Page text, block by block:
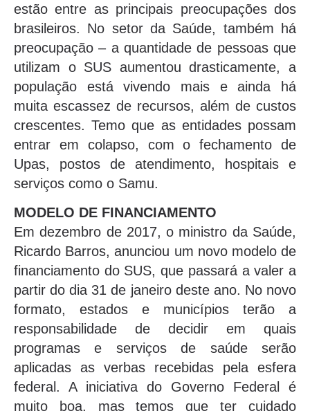
estão entre as principais preocupações dos
brasileiros. No setor da Saúde, também há
preocupação – a quantidade de pessoas que
utilizam o SUS aumentou drasticamente, a
população está vivendo mais e ainda há
muita escassez de recursos, além de custos
crescentes. Temo que as entidades possam
entrar em colapso, com o fechamento de
Upas, postos de atendimento, hospitais e
serviços como o Samu.
MODELO DE FINANCIAMENTO
Em dezembro de 2017, o ministro da Saúde,
Ricardo Barros, anunciou um novo modelo de
financiamento do SUS, que passará a valer a
partir do dia 31 de janeiro deste ano. No novo
formato, estados e municípios terão a
responsabilidade de decidir em quais
programas e serviços de saúde serão
aplicadas as verbas recebidas pela esfera
federal. A iniciativa do Governo Federal é
muito boa, mas temos que ter cuidado